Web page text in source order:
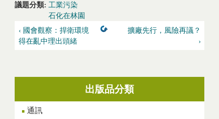
議題分類: 工業污染
石化在林園
‹ 國會觀察：捍衛環境
得在亂中理出頭緒
擴廠先行，風險再議？
›
出版品分類
通訊